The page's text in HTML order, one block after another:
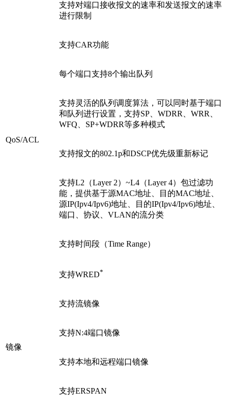
QoS/ACL
支持对端口接收报文的速率和发送报文的速率
进行限制
支持CAR功能
每个端口支持8个输出队列
支持灵活的队列调度算法，可以同时基于端口
和队列进行设置，支持SP、WDRR、WRR、
WFQ、SP+WDRR等多种模式
支持报文的802.1p和DSCP优先级重新标记
支持L2（Layer 2）~L4（Layer 4）包过滤功
能，提供基于源MAC地址、目的MAC地址、
源IP(Ipv4/Ipv6)地址、目的IP(Ipv4/Ipv6)地址、
端口、协议、VLAN的流分类
支持时间段（Time Range）
支持WRED*
镜像
支持流镜像
支持N:4端口镜像
支持本地和远程端口镜像
支持ERSPAN